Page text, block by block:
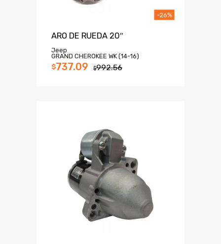
ARO DE RUEDA 20″
Jeep
GRAND CHEROKEE WK (14-16)
$992.56
$737.09
-26%